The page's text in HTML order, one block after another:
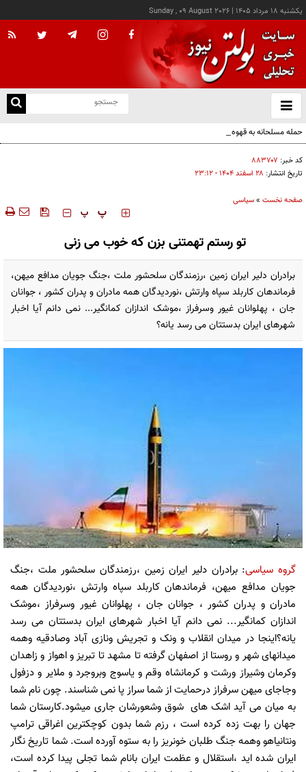
يکشنبه ۱۸ مرداد ۱۴۰۵ |
Sunday , 09 August 2026
باز
و
حمله مسلحانه به قهوه‌خانه‌ای در زاهدان؛ ۲ نفر جان باختند
کد خبر: ۸۸۳۷۰۷
تاریخ انتشار: ۲۸ اسفند ۱۴۰۴ - ۲۳:۱۲
صفحه نخست »سیاسی
‍‍‍ پ پ
تو رستم تهمتنی بزن که خوب می زنی
برادران دلیر ایران زمین ،رزمندگان سلحشور ملت ،جنگ جویان مدافع میهن،
فرماندهان کاربلد سپاه وارتش ،نوردیدگان همه مادران و پدران کشور ، جوانان
جان ، پهلوانان غیور وسرفراز ،موشک اندازان کمانگیر... نمی دانم آیا اخبار
شهرهای ایران بدستتان می رسد یانه؟
گروه سیاسی: برادران دلیر ایران زمین ،رزمندگان سلحشور ملت ،جنگ
جویان مدافع میهن، فرماندهان کاربلد سپاه وارتش ،نوردیدگان همه
مادران و پدران کشور ، جوانان جان ، پهلوانان غیور وسرفراز ،موشک
اندازان کمانگیر... نمی دانم آیا اخبار شهرهای ایران بدستتان می رسد
یانه؟اینجا در میدان انقلاب و ونک و تجریش ونازی آباد وصادقیه وهمه
میدانهای شهر و روستا از اصفهان گرفته تا مشهد تا تبریز و اهواز و زاهدان
وکرمان وشیراز ورشت و کرمانشاه وقم و یاسوج وبروجرد و ملایر و دزفول
وجاجای میهن سرفراز درحمایت از شما سراز پا نمی شناسند. چون نام شما
به میان می آید اشک های شوق وشعورشان جاری میشود.کارستان شما
جهان را بهت زده کرده است ، رزم شما بدون کوچکترین اغراقی ترامپ
ونتانیاهو وهمه جنگ طلبان خونریز را به ستوه آورده است. شما تاریخ نگار
ایران شده اید ،استقلال و عظمت ایران بانام شما تجلی پیدا کرده است،